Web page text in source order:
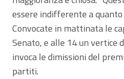
essere indifferente a quanto
Convocate in mattinata le
Senato, e alle 14 un vertice
invoca le dimissioni del
partiti.